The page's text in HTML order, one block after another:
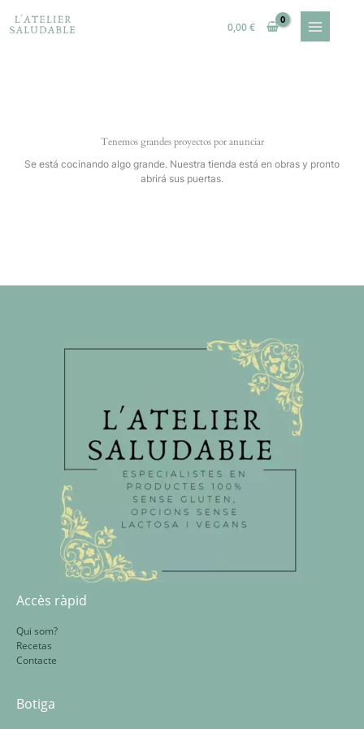
contenido
0,00€
Tenemos grandes proyectos por anunciar
Se está cocinando algo grande. Nuestra tienda está en obras y pronto
abrirá sus puertas.
Accès ràpid
Qui som?
Recetas
Contacte
Botiga